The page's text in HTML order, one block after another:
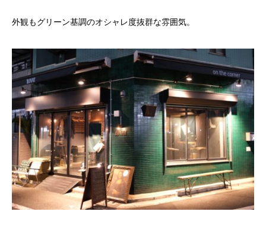
外観もグリーン基調のオシャレ度抜群な雰囲気。